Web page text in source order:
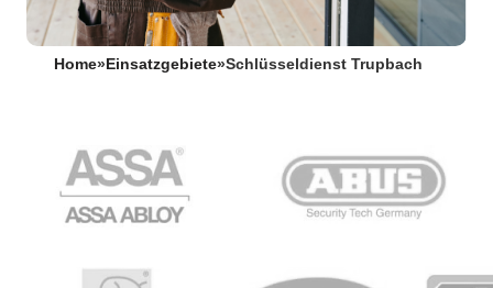
Home» Einsatzgebiete»Schlüsseldienst Trupbach